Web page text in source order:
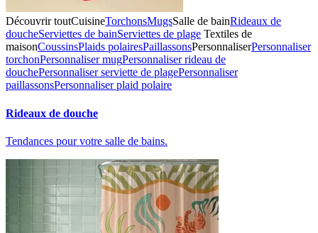
Découvrir toutCuisineTorchonsMugsSalle de bainRideaux de
doucheServiettes de bainServiettes de plage Textiles de
maisonCoussinsPlaids polairesPaillassonsPersonnaliserPersonnaliser
torchonPersonnaliser mugPersonnaliser rideau de
douchePersonnaliser serviette de plagePersonnaliser
paillassonsPersonnaliser plaid polaire
Rideaux de douche
Tendances pour votre salle de bains.